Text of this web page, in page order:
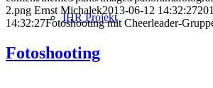
IHR Projekt
2.png Ernst Michalek2013-06-12 14:32:27
14:32:27Fotoshooting mit Cheerleader-
Fotoshooting